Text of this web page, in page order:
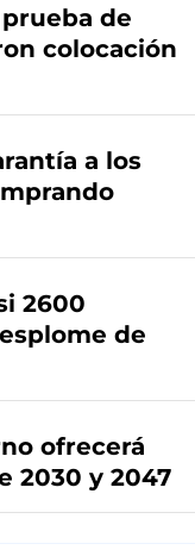
de
colocación
a los
2600
de
ofrecerá
2030 y 2047